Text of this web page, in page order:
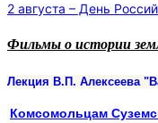
2 августа – День
Фильмы о истории
Лекция В.П. Алексеева
Комсомольцам